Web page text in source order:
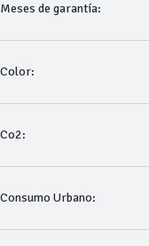
Meses de garantía:
Color:
Co2:
Consumo Urbano: